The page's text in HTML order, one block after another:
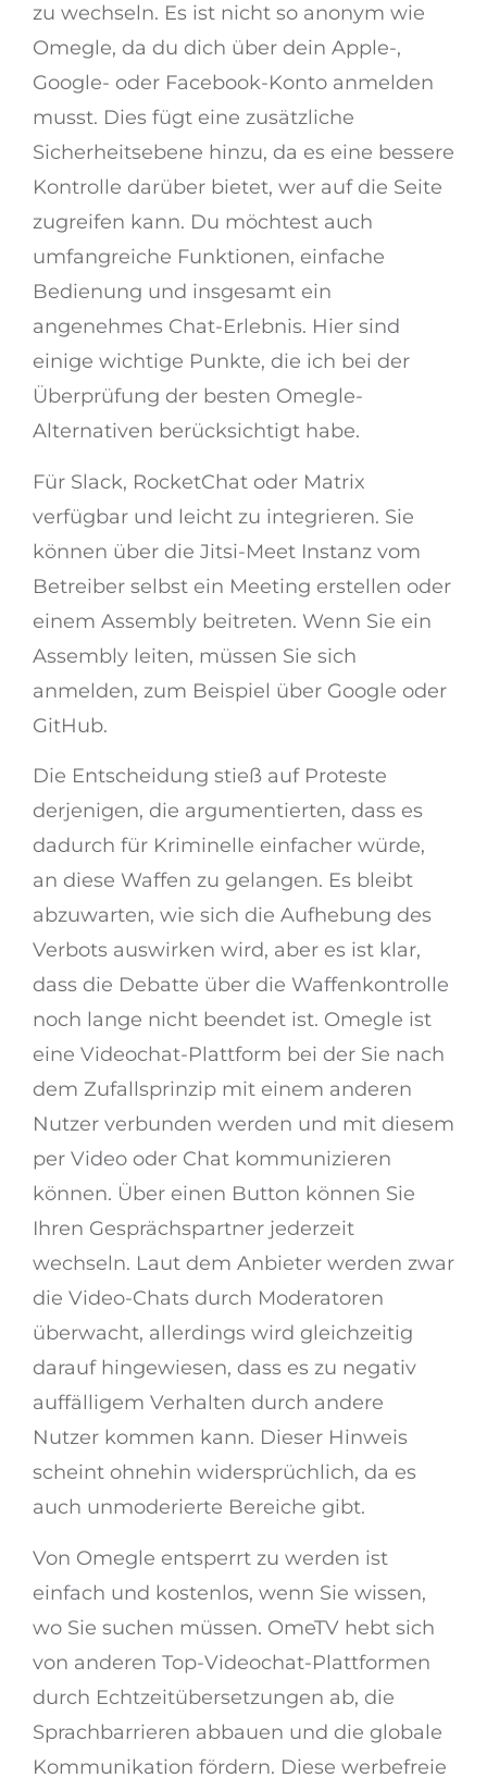
zu wechseln. Es ist nicht so anonym wie
Omegle, da du dich über dein Apple-,
Google- oder Facebook-Konto anmelden
musst. Dies fügt eine zusätzliche
Sicherheitsebene hinzu, da es eine bessere
Kontrolle darüber bietet, wer auf die Seite
zugreifen kann. Du möchtest auch
umfangreiche Funktionen, einfache
Bedienung und insgesamt ein
angenehmes Chat-Erlebnis. Hier sind
einige wichtige Punkte, die ich bei der
Überprüfung der besten Omegle-
Alternativen berücksichtigt habe.
Für Slack, RocketChat oder Matrix
verfügbar und leicht zu integrieren. Sie
können über die Jitsi-Meet Instanz vom
Betreiber selbst ein Meeting erstellen oder
einem Assembly beitreten. Wenn Sie ein
Assembly leiten, müssen Sie sich
anmelden, zum Beispiel über Google oder
GitHub.
Die Entscheidung stieß auf Proteste
derjenigen, die argumentierten, dass es
dadurch für Kriminelle einfacher würde,
an diese Waffen zu gelangen. Es bleibt
abzuwarten, wie sich die Aufhebung des
Verbots auswirken wird, aber es ist klar,
dass die Debatte über die Waffenkontrolle
noch lange nicht beendet ist. Omegle ist
eine Videochat-Plattform bei der Sie nach
dem Zufallsprinzip mit einem anderen
Nutzer verbunden werden und mit diesem
per Video oder Chat kommunizieren
können. Über einen Button können Sie
Ihren Gesprächspartner jederzeit
wechseln. Laut dem Anbieter werden zwar
die Video-Chats durch Moderatoren
überwacht, allerdings wird gleichzeitig
darauf hingewiesen, dass es zu negativ
auffälligem Verhalten durch andere
Nutzer kommen kann. Dieser Hinweis
scheint ohnehin widersprüchlich, da es
auch unmoderierte Bereiche gibt.
Von Omegle entsperrt zu werden ist
einfach und kostenlos, wenn Sie wissen,
wo Sie suchen müssen. OmeTV hebt sich
von anderen Top-Videochat-Plattformen
durch Echtzeitübersetzungen ab, die
Sprachbarrieren abbauen und die globale
Kommunikation fördern. Diese werbefreie